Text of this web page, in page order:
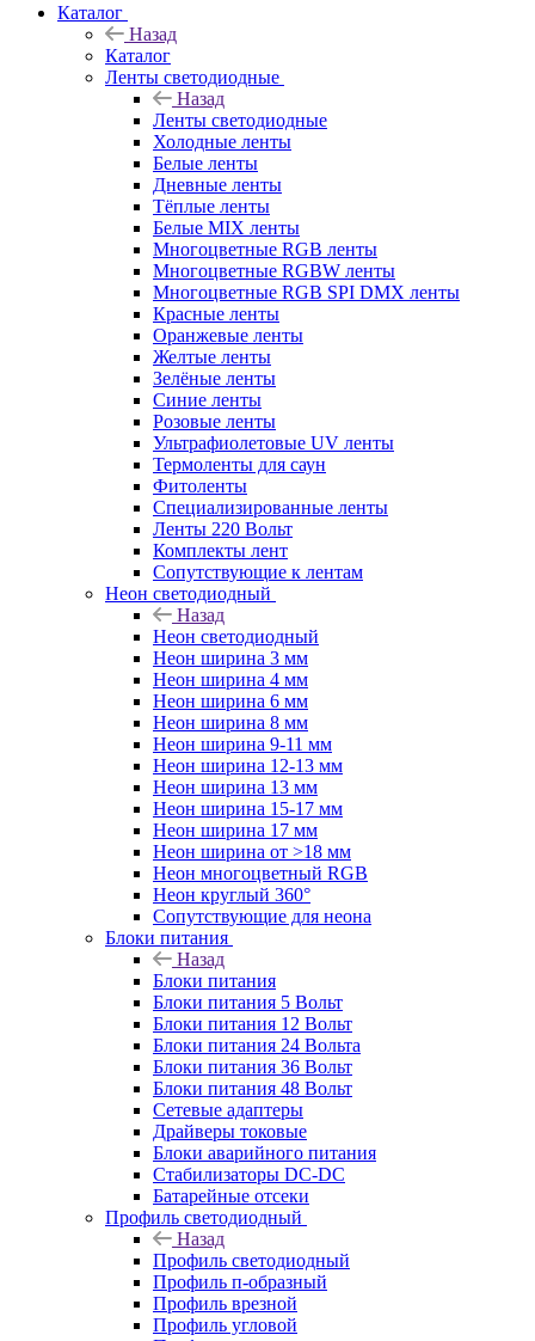
Каталог
Назад
Каталог
Ленты светодиодные
Назад
Ленты светодиодные
Холодные ленты
Белые ленты
Дневные ленты
Тёплые ленты
Белые MIX ленты
Многоцветные RGB ленты
Многоцветные RGBW ленты
Многоцветные RGB SPI DMX ленты
Красные ленты
Оранжевые ленты
Желтые ленты
Зелёные ленты
Синие ленты
Розовые ленты
Ультрафиолетовые UV ленты
Термоленты для саун
Фитоленты
Специализированные ленты
Ленты 220 Вольт
Комплекты лент
Сопутствующие к лентам
Неон светодиодный
Назад
Неон светодиодный
Неон ширина 3 мм
Неон ширина 4 мм
Неон ширина 6 мм
Неон ширина 8 мм
Неон ширина 9-11 мм
Неон ширина 12-13 мм
Неон ширина 13 мм
Неон ширина 15-17 мм
Неон ширина 17 мм
Неон ширина от >18 мм
Неон многоцветный RGB
Неон круглый 360°
Сопутствующие для неона
Блоки питания
Назад
Блоки питания
Блоки питания 5 Вольт
Блоки питания 12 Вольт
Блоки питания 24 Вольта
Блоки питания 36 Вольт
Блоки питания 48 Вольт
Сетевые адаптеры
Драйверы токовые
Блоки аварийного питания
Стабилизаторы DC-DC
Батарейные отсеки
Профиль светодиодный
Назад
Профиль светодиодный
Профиль п-образный
Профиль врезной
Профиль угловой